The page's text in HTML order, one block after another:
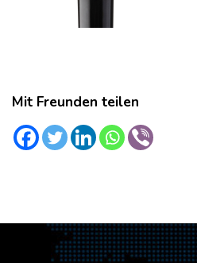
Mit Freunden teilen